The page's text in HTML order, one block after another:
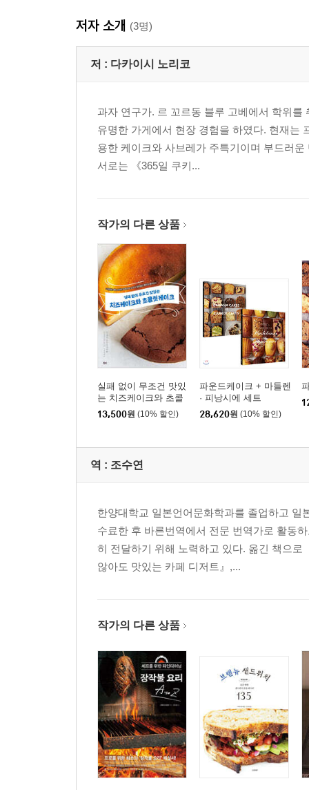
저자 소개 (3명)
저 : 다카이시 노리코
과자 연구가. 르 꼬르동 블루 고베에서 학위
유명한 가게에서 현장 경험을 하였다. 현재는
용한 케이크와 사브레가 주특기이며 부드러
서로는 《365일 쿠키...
작가의 다른 상품
실패 없이 무조건 맛있
는 치즈케이크와 초콜
릿케이크
13,500원 (10% 할인)
파운드케이크 + 마들렌
· 피낭시에 세트
28,620원 (10% 할인)
역 : 조수연
한양대학교 일본언어문화학과를 졸업하고
수료한 후 바른번역에서 전문 번역가로 활동
히 전달하기 위해 노력하고 있다. 옮긴 책으
않아도 맛있는 카페 디저트』,...
작가의 다른 상품